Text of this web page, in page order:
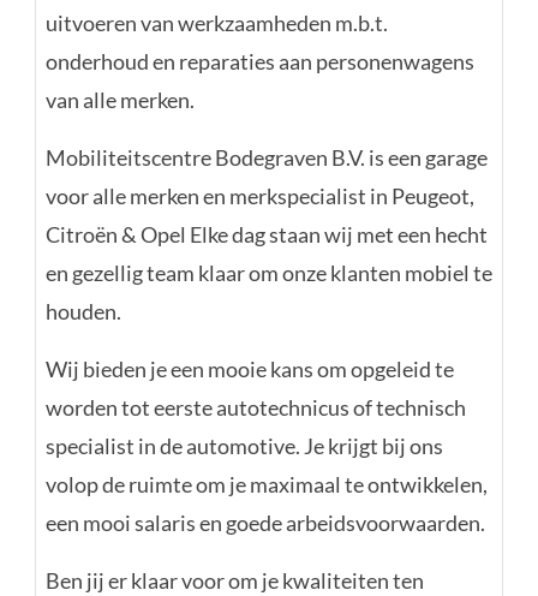
uitvoeren van werkzaamheden m.b.t.
onderhoud en reparaties aan personenwagens
van alle merken.
Mobiliteitscentre Bodegraven B.V. is een garage
voor alle merken en merkspecialist in Peugeot,
Citroën & Opel Elke dag staan wij met een hecht
en gezellig team klaar om onze klanten mobiel te
houden.
Wij bieden je een mooie kans om opgeleid te
worden tot eerste autotechnicus of technisch
specialist in de automotive. Je krijgt bij ons
volop de ruimte om je maximaal te ontwikkelen,
een mooi salaris en goede arbeidsvoorwaarden.
Ben jij er klaar voor om je kwaliteiten ten